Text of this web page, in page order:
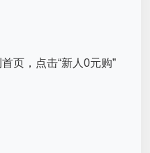
页，点击“新人0元购”